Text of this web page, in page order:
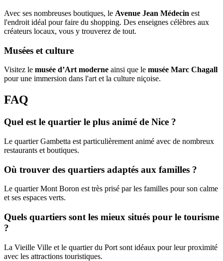
Avec ses nombreuses boutiques, le Avenue Jean Médecin est
l'endroit idéal pour faire du shopping. Des enseignes célèbres aux
créateurs locaux, vous y trouverez de tout.
Musées et culture
Visitez le musée d’Art moderne ainsi que le musée Marc Chagall
pour une immersion dans l'art et la culture niçoise.
FAQ
Quel est le quartier le plus animé de Nice ?
Le quartier Gambetta est particulièrement animé avec de nombreux
restaurants et boutiques.
Où trouver des quartiers adaptés aux familles ?
Le quartier Mont Boron est très prisé par les familles pour son calme
et ses espaces verts.
Quels quartiers sont les mieux situés pour le tourisme
?
La Vieille Ville et le quartier du Port sont idéaux pour leur proximité
avec les attractions touristiques.